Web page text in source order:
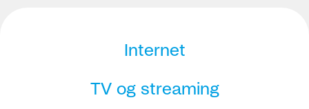
Internet
TV og streaming